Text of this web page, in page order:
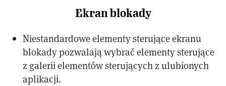
Ekran blokady
Niestandardowe elementy sterujące ekranu
blokady pozwalają wybrać elementy sterujące
z galerii elementów sterujących z ulubionych
aplikacji.